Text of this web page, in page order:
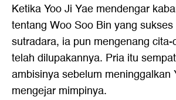
Ketika Yoo Ji Yae mendengar
tentang Woo Soo Bin yang
sutradara, ia pun mengenang
telah dilupakannya. Pria itu
ambisinya sebelum meninggalkan
mengejar mimpinya.